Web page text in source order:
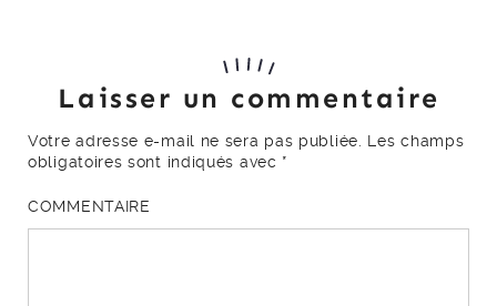
Laisser un commentaire
Votre adresse e-mail ne sera pas publiée.
Les champs
obligatoires sont indiqués avec *
COMMENTAIRE